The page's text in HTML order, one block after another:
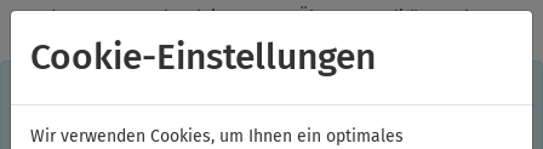
✓Jeden Monat starke Aktionen ✓Über 20 Qualitätsmarken ✓
Kostenlose Lieferung im Inland ab 150,00 Euro Bruttowarenwert
Einkaufserlebnis. Dabei werden beispielsweise die Session-
Informationen oder die Spracheinstellung auf Ihrem Rechner
Cookie-Einstellungen
Wir verwenden Cookies, um Ihnen ein optimales